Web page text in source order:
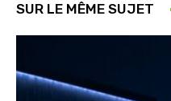
SUR LE MÊME SUJET